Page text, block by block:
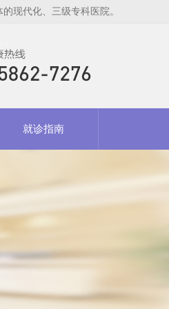
现代化、三级专科医院。
就诊指南